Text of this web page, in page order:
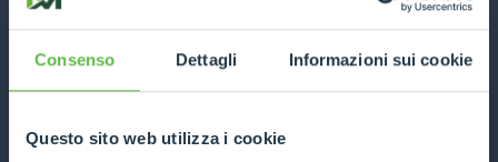
Consenso Dettagli Informazioni sui cookie
Questo sito web utilizza i cookie